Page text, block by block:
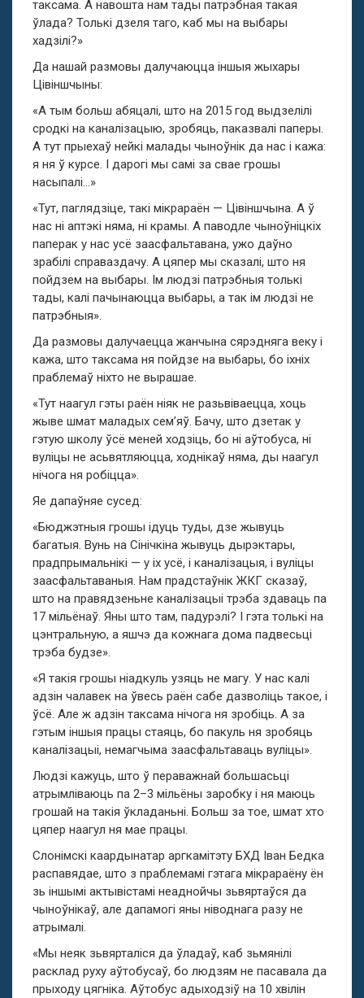
таксама. А навошта нам тады патрэбная такая
ўлада? Толькі дзеля таго, каб мы на выбары
хадзілі?»
Да нашай размовы далучаюцца іншыя жыхары
Цівіншчыны:
«А тым больш абяцалі, што на 2015 год выдзелілі
сродкі на каналізацыю, зробяць, паказвалі паперы.
А тут прыехаў нейкі малады чыноўнік да нас і кажа:
я ня ў курсе. І дарогі мы самі за свае грошы
насыпалі…»
«Тут, паглядзіце, такі мікрараён — Цівіншчына. А ў
нас ні аптэкі няма, ні крамы. А паводле чыноўніцкіх
паперак у нас усё заасфальтавана, ужо даўно
зрабілі справаздачу. А цяпер мы сказалі, што ня
пойдзем на выбары. Ім людзі патрэбныя толькі
тады, калі пачынаюцца выбары, а так ім людзі не
патрэбныя».
Да размовы далучаецца жанчына сярэдняга веку і
кажа, што таксама ня пойдзе на выбары, бо іхніх
праблемаў ніхто не вырашае.
«Тут наагул гэты раён ніяк не разьвіваецца, хоць
жыве шмат маладых сем’яў. Бачу, што дзетак у
гэтую школу ўсё меней ходзіць, бо ні аўтобуса, ні
вуліцы не асьвятляюцца, ходнікаў няма, ды наагул
нічога ня робіцца».
Яе дапаўняе сусед:
«Бюджэтныя грошы ідуць туды, дзе жывуць
багатыя. Вунь на Сінічкіна жывуць дырэктары,
прадпрымальнікі — у іх усё, і каналізацыя, і вуліцы
заасфальтаваныя. Нам прадстаўнік ЖКГ сказаў,
што на правядзеньне каналізацыі трэба здаваць па
17 мільёнаў. Яны што там, падурэлі? І гэта толькі на
цэнтральную, а яшчэ да кожнага дома падвесьці
трэба будзе».
«Я такія грошы ніадкуль узяць не магу. У нас калі
адзін чалавек на ўвесь раён сабе дазволіць такое, і
ўсё. Але ж адзін таксама нічога ня зробіць. А за
гэтым іншыя працы стаяць, бо пакуль ня зробяць
каналізацыі, немагчыма заасфальтаваць вуліцы».
Людзі кажуць, што ў пераважнай большасьці
атрымліваюць па 2–3 мільёны заробку і ня маюць
грошай на такія ўкладаньні. Больш за тое, шмат хто
цяпер наагул ня мае працы.
Слонімскі каардынатар аргкамітэту БХД Іван Бедка
распавядае, што з праблемамі гэтага мікрараёну ён
зь іншымі актывістамі неаднойчы зьвяртаўся да
чыноўнікаў, але дапамогі яны ніводнага разу не
атрымалі.
«Мы неяк зьвярталіся да ўладаў, каб зьмянілі
расклад руху аўтобусаў, бо людзям не пасавала да
прыходу цягніка. Аўтобус адыходзіў на 10 хвілін